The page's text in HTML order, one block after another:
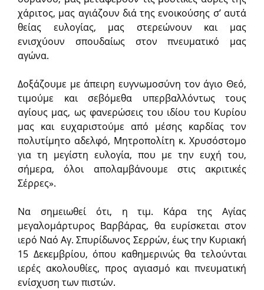
χάριτος, μας αγιάζουν διά της ενοικούσης σ’ αυτά
θείας ευλογίας, μας στερεώνουν και μας
ενισχύουν σπουδαίως στον πνευματικό μας
αγώνα.
Δοξάζουμε με άπειρη ευγνωμοσύνη τον άγιο Θεό,
τιμούμε και σεβόμεθα υπερβαλλόντως τους
αγίους μας, ως φανερώσεις του ιδίου του Κυρίου
μας και ευχαριστούμε από μέσης καρδίας τον
πολυτίμητο αδελφό, Μητροπολίτη κ. Χρυσόστομο
για τη μεγίστη ευλογία, που με την ευχή του,
σήμερα, όλοι απολαμβάνουμε στις ακριτικές
Σέρρες».
Να σημειωθεί ότι, η τιμ. Κάρα της Αγίας
μεγαλομάρτυρος Βαρβάρας, θα ευρίσκεται στον
ιερό Ναό Αγ. Σπυρίδωνος Σερρών, έως την Κυριακή
15 Δεκεμβρί­ου, όπου καθημερινώς θα τελούνται
ιερές ακολουθίες, προς αγιασμό και πνευματική
ενίσχυση των πιστών.